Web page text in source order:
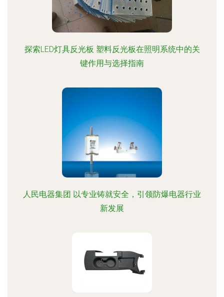
探索LED灯具反光板 塑料反光板在照明系统中的关
键作用与选择指南
人民电器集团 以专业铸就安全，引领防爆电器行业
新发展